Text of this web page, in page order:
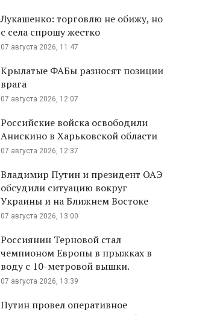
Лукашенко: торговлю не обижу, но
с села спрошу жестко
07 августа 2026, 11:47
Крылатые ФАБы разносят позиции
врага
07 августа 2026, 12:07
Российские войска освободили
Анискино в Харьковской области
07 августа 2026, 12:37
Владимир Путин и президент ОАЭ
обсудили ситуацию вокруг
Украины и на Ближнем Востоке
07 августа 2026, 13:00
Россиянин Терновой стал
чемпионом Европы в прыжках в
воду с 10-метровой вышки.
07 августа 2026, 13:39
Путин провел оперативное